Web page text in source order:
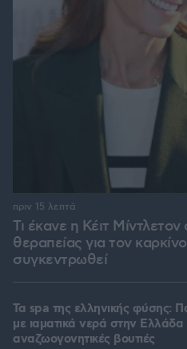
Τι έκανε η Κέιτ Μίντλετον
θεραπείας για τον
συγκεντρωθεί
πριν 15 λεπτά
Τα spa της ελληνικής φύσης:
με ιαματικά νερά στην Ελλάδα
αναζωογονητικές βουτιές